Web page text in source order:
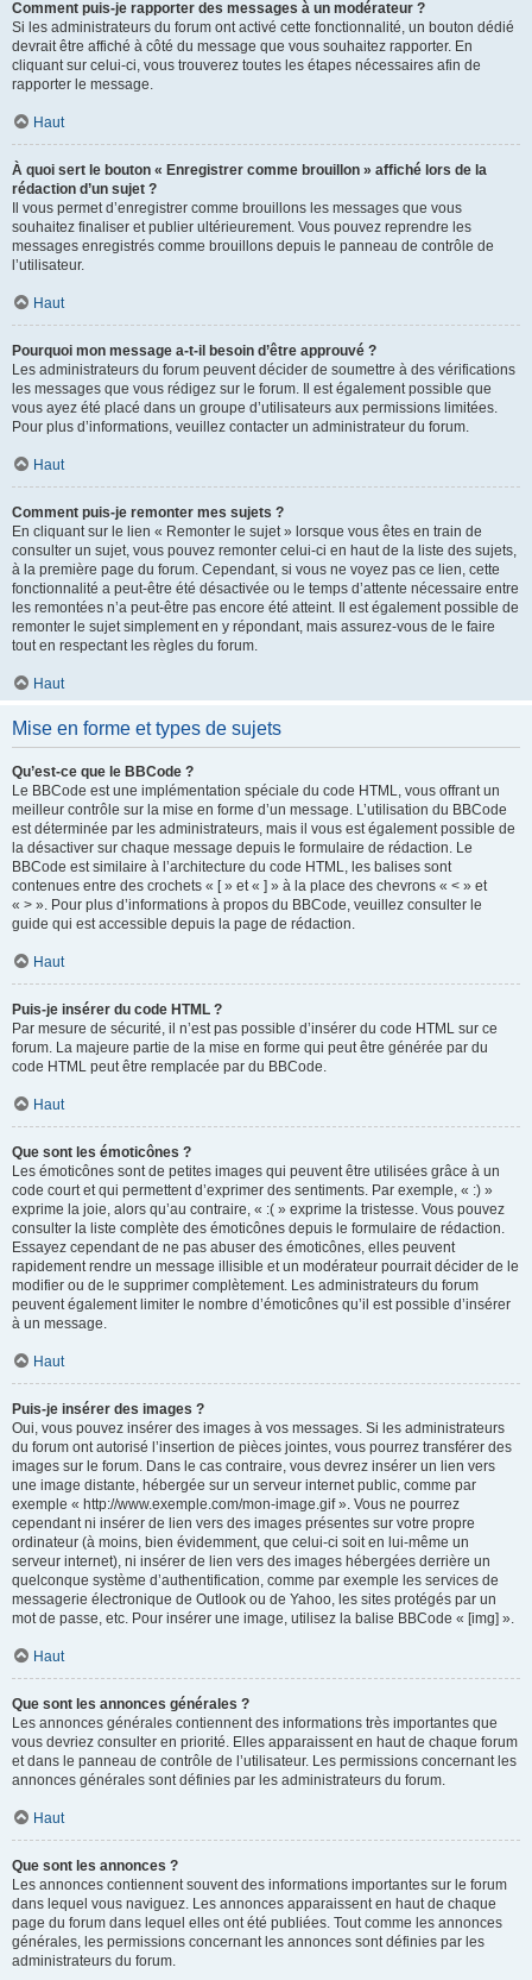
Comment puis-je rapporter des messages à un modérateur ?
Si les administrateurs du forum ont activé cette fonctionnalité, un bouton dédié
devrait être affiché à côté du message que vous souhaitez rapporter. En
cliquant sur celui-ci, vous trouverez toutes les étapes nécessaires afin de
rapporter le message.
Haut
À quoi sert le bouton « Enregistrer comme brouillon » affiché lors de la
rédaction d’un sujet ?
Il vous permet d’enregistrer comme brouillons les messages que vous
souhaitez finaliser et publier ultérieurement. Vous pouvez reprendre les
messages enregistrés comme brouillons depuis le panneau de contrôle de
l’utilisateur.
Haut
Pourquoi mon message a-t-il besoin d’être approuvé ?
Les administrateurs du forum peuvent décider de soumettre à des vérifications
les messages que vous rédigez sur le forum. Il est également possible que
vous ayez été placé dans un groupe d’utilisateurs aux permissions limitées.
Pour plus d’informations, veuillez contacter un administrateur du forum.
Haut
Comment puis-je remonter mes sujets ?
En cliquant sur le lien « Remonter le sujet » lorsque vous êtes en train de
consulter un sujet, vous pouvez remonter celui-ci en haut de la liste des sujets,
à la première page du forum. Cependant, si vous ne voyez pas ce lien, cette
fonctionnalité a peut-être été désactivée ou le temps d’attente nécessaire entre
les remontées n’a peut-être pas encore été atteint. Il est également possible de
remonter le sujet simplement en y répondant, mais assurez-vous de le faire
tout en respectant les règles du forum.
Haut
Mise en forme et types de sujets
Qu’est-ce que le BBCode ?
Le BBCode est une implémentation spéciale du code HTML, vous offrant un
meilleur contrôle sur la mise en forme d’un message. L’utilisation du BBCode
est déterminée par les administrateurs, mais il vous est également possible de
la désactiver sur chaque message depuis le formulaire de rédaction. Le
BBCode est similaire à l’architecture du code HTML, les balises sont
contenues entre des crochets « [ » et « ] » à la place des chevrons « < » et
« > ». Pour plus d’informations à propos du BBCode, veuillez consulter le
guide qui est accessible depuis la page de rédaction.
Haut
Puis-je insérer du code HTML ?
Par mesure de sécurité, il n’est pas possible d’insérer du code HTML sur ce
forum. La majeure partie de la mise en forme qui peut être générée par du
code HTML peut être remplacée par du BBCode.
Haut
Que sont les émoticônes ?
Les émoticônes sont de petites images qui peuvent être utilisées grâce à un
code court et qui permettent d’exprimer des sentiments. Par exemple, « :) »
exprime la joie, alors qu’au contraire, « :( » exprime la tristesse. Vous pouvez
consulter la liste complète des émoticônes depuis le formulaire de rédaction.
Essayez cependant de ne pas abuser des émoticônes, elles peuvent
rapidement rendre un message illisible et un modérateur pourrait décider de le
modifier ou de le supprimer complètement. Les administrateurs du forum
peuvent également limiter le nombre d’émoticônes qu’il est possible d’insérer
à un message.
Haut
Puis-je insérer des images ?
Oui, vous pouvez insérer des images à vos messages. Si les administrateurs
du forum ont autorisé l’insertion de pièces jointes, vous pourrez transférer des
images sur le forum. Dans le cas contraire, vous devrez insérer un lien vers
une image distante, hébergée sur un serveur internet public, comme par
exemple « http://www.exemple.com/mon-image.gif ». Vous ne pourrez
cependant ni insérer de lien vers des images présentes sur votre propre
ordinateur (à moins, bien évidemment, que celui-ci soit en lui-même un
serveur internet), ni insérer de lien vers des images hébergées derrière un
quelconque système d’authentification, comme par exemple les services de
messagerie électronique de Outlook ou de Yahoo, les sites protégés par un
mot de passe, etc. Pour insérer une image, utilisez la balise BBCode « [img] ».
Haut
Que sont les annonces générales ?
Les annonces générales contiennent des informations très importantes que
vous devriez consulter en priorité. Elles apparaissent en haut de chaque forum
et dans le panneau de contrôle de l’utilisateur. Les permissions concernant les
annonces générales sont définies par les administrateurs du forum.
Haut
Que sont les annonces ?
Les annonces contiennent souvent des informations importantes sur le forum
dans lequel vous naviguez. Les annonces apparaissent en haut de chaque
page du forum dans lequel elles ont été publiées. Tout comme les annonces
générales, les permissions concernant les annonces sont définies par les
administrateurs du forum.